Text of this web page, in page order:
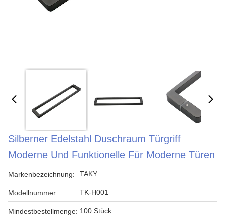
Silberner Edelstahl Duschraum Türgriff
Moderne Und Funktionelle Für Moderne Türen
Markenbezeichnung: TAKY
Modellnummer: TK-H001
Mindestbestellmenge: 100 Stück